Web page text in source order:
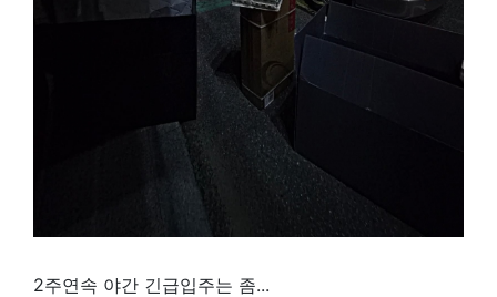
2주연속 야간 긴급입주는 좀...